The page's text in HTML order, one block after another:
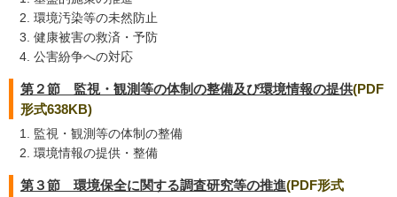
環境汚染等の未然防止
健康被害の救済・予防
公害紛争への対応
第２節 監視・観測等の体制の整備及び環境情報の提供(PDF
形式638KB)
監視・観測等の体制の整備
環境情報の提供・整備
第３節 環境保全に関する調査研究等の推進(PDF形式